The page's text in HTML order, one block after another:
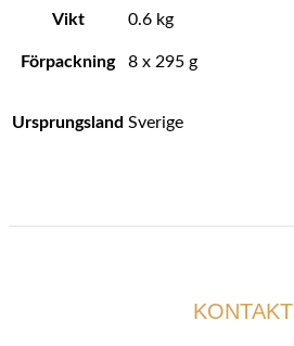
Vikt 0.6 kg
Förpackning 8 x 295 g
Ursprungsland Sverige
KONTAKT